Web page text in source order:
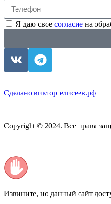
Я даю свое согласие на
Сделано виктор-елисеев.рф
Copyright © 2024. Все права
Извините, но данный сайт